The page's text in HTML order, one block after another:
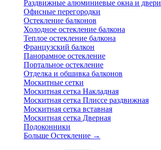
Раздвижные алюминиевые окна и двери
Офисные перегородки
Остекление балконов
Холодное остекление балкона
Теплое остекление балкона
Французский балкон
Панорамное остекление
Портальное остекление
Отделка и обшивка балконов
Москитные сетки
Москитная сетка Накладная
Москитная сетка Плиссе раздвижная
Москитная сетка вставная
Москитная сетка Дверная
Подоконники
Больше Остекление →